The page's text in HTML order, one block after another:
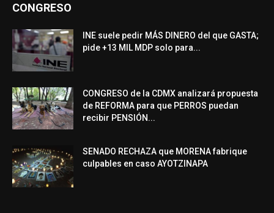
CONGRESO
INE suele pedir MÁS DINERO del que GASTA;
pide +13 MIL MDP solo para...
CONGRESO de la CDMX analizará propuesta
de REFORMA para que PERROS puedan
recibir PENSIÓN...
SENADO RECHAZA que MORENA fabrique
culpables en caso AYOTZINAPA